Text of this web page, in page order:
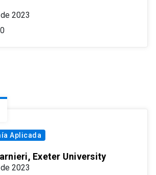
2023
Aplicada
Exeter University
2023